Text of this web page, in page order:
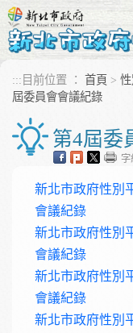
進入內容區塊
::: 目前位置 ： 首頁 >
屆委員會會議紀錄
第4屆委
字
新北市政府性別
會議紀錄
新北市政府性別
會議紀錄
新北市政府性別
會議紀錄
新北市政府性別